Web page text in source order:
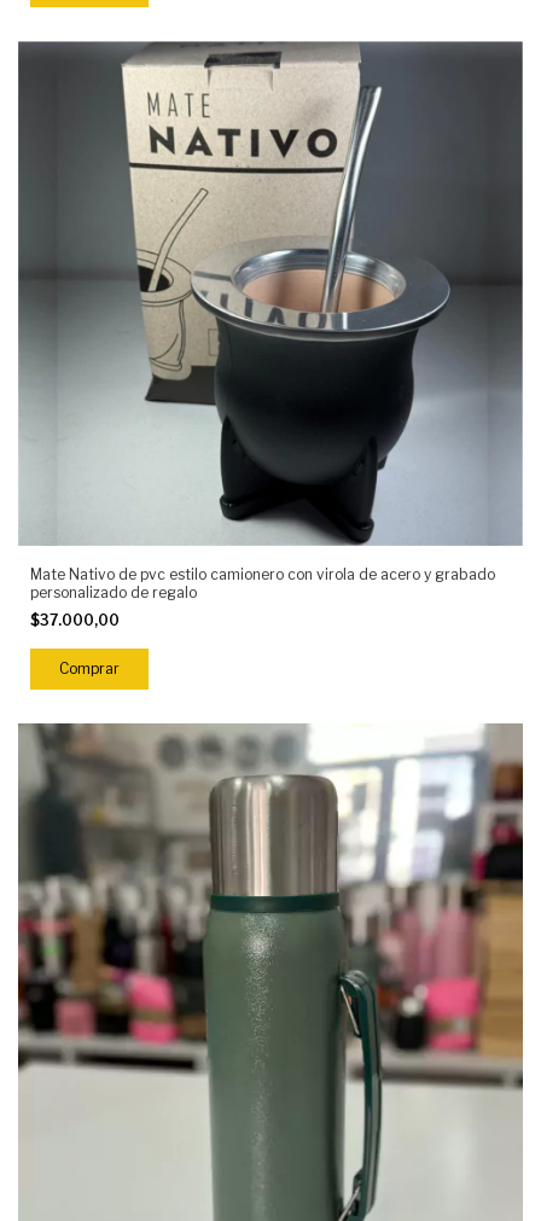
Mate Nativo de pvc estilo camionero con virola de acero y grabado
personalizado de regalo
$37.000,00